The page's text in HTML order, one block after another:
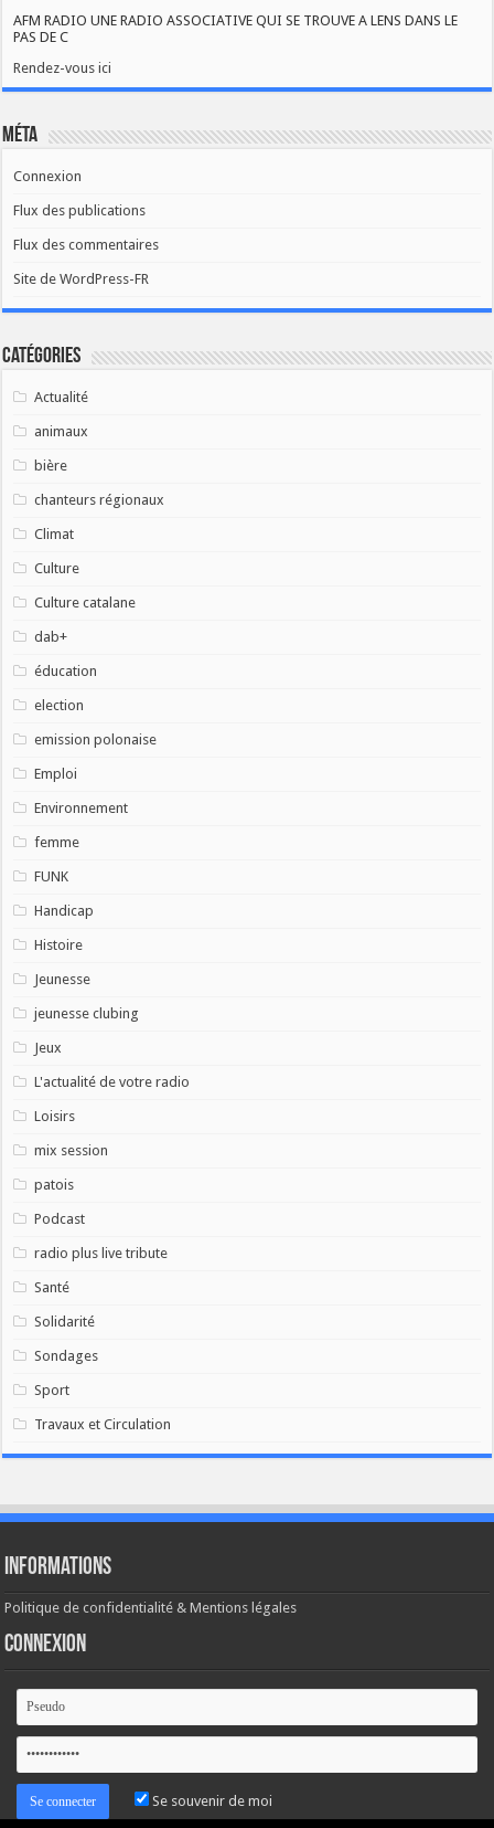
AFM RADIO UNE RADIO ASSOCIATIVE QUI SE TROUVE A LENS DANS LE
PAS DE C
Rendez-vous ici
Méta
Connexion
Flux des publications
Flux des commentaires
Site de WordPress-FR
Catégories
Actualité
animaux
bière
chanteurs régionaux
Climat
Culture
Culture catalane
dab+
éducation
election
emission polonaise
Emploi
Environnement
femme
FUNK
Handicap
Histoire
Jeunesse
jeunesse clubing
Jeux
L'actualité de votre radio
Loisirs
mix session
patois
Podcast
radio plus live tribute
Santé
Solidarité
Sondages
Sport
Travaux et Circulation
Informations
Politique de confidentialité & Mentions légales
Connexion
Se souvenir de moi